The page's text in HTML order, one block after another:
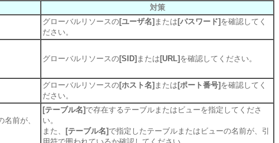
対策
グローバルリソースの[ユーザ名] または [パスワード] を確認してく
ださい。
グローバルリソースの[SID] または [URL] を確認してください。
グローバルリソースの[ホスト名] または [ポート番号] を確認してく
ださい。
前が、
[テーブル名] で存在するテーブルまたはビューを指定してくださ
い。
また、
[テーブル名] で指定したテーブルまたはビューの名前が、引